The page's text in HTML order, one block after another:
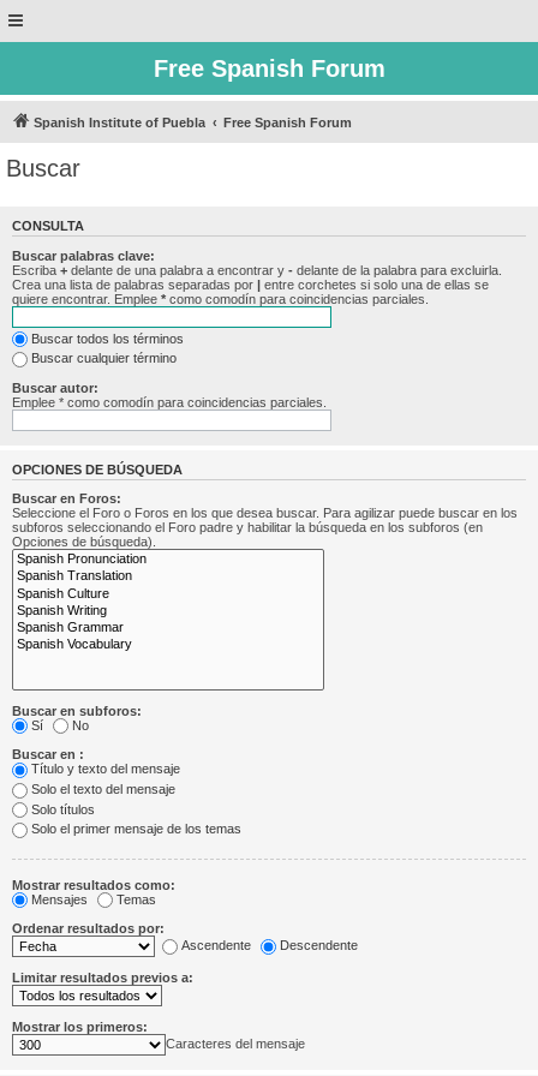
Free Spanish Forum
Spanish Institute of Puebla Free Spanish Forum
Buscar
CONSULTA
Buscar palabras clave:
Escriba + delante de una palabra a encontrar y - delante de la palabra para excluirla.
Crea una lista de palabras separadas por | entre corchetes si solo una de ellas se
quiere encontrar. Emplee * como comodín para coincidencias parciales.
Buscar todos los términos
Buscar cualquier término
Buscar autor:
Emplee * como comodín para coincidencias parciales.
OPCIONES DE BÚSQUEDA
Buscar en Foros:
Seleccione el Foro o Foros en los que desea buscar. Para agilizar puede buscar en los
subforos seleccionando el Foro padre y habilitar la búsqueda en los subforos (en
Opciones de búsqueda).
Buscar en subforos:
Sí
No
Buscar en :
Título y texto del mensaje
Solo el texto del mensaje
Solo títulos
Solo el primer mensaje de los temas
Mostrar resultados como:
Mensajes
Temas
Ordenar resultados por:
Ascendente
Descendente
Limitar resultados previos a:
Mostrar los primeros:
Caracteres del mensaje